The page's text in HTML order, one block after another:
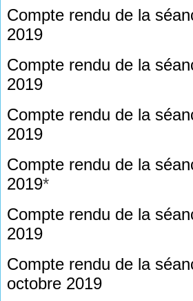
Compte rendu de la
2019
Compte rendu de la
2019
Compte rendu de la
2019
Compte rendu de la
2019*
Compte rendu de la
2019
Compte rendu de la
octobre 2019